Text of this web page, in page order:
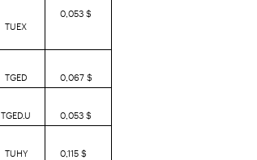
TUEX
0,053 $
TGED
0,067 $
TGED.U
0,053 $
TUHY
0,115 $